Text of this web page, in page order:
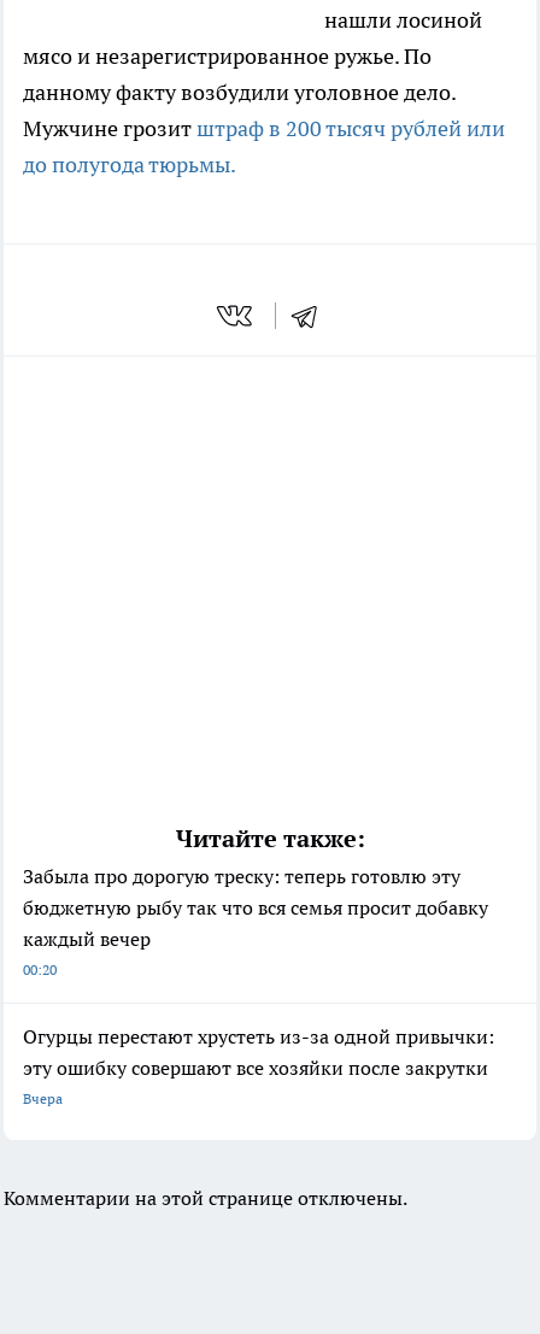
нашли лосиной
мясо и незарегистрированное ружье. По
данному факту возбудили уголовное дело.
Мужчине грозитштраф в 200 тысяч рублей или
до полугода тюрьмы.
Читайте также:
Забыла про дорогую треску: теперь готовлю эту
бюджетную рыбу так что вся семья просит добавку
каждый вечер
00:20
Огурцы перестают хрустеть из-за одной привычки:
эту ошибку совершают все хозяйки после закрутки
Вчера
Комментарии на этой странице отключены.